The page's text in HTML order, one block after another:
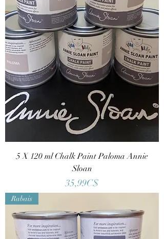
5 X 120 ml Chalk Paint Paloma Annie
Sloan
Price
35,99C$
Rabais